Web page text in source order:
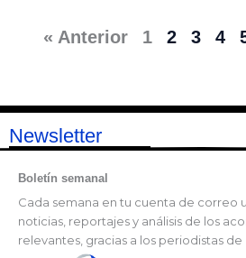
« Anterior 1 2 3 4
Newsletter
Boletín semanal
Cada semana en tu cuenta de correo
noticias, reportajes y análisis de los
relevantes, gracias a los periodistas de